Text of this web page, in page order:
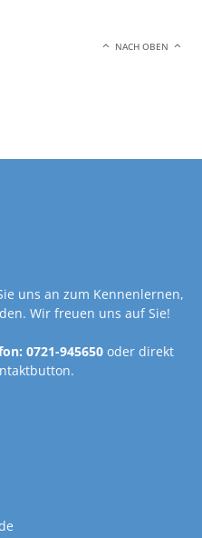
NACH OBEN
uns an zum Kennenlernen,
Wir freuen uns auf Sie!
0721-945650oder direkt